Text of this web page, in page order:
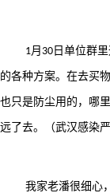
1月 30 日单位群
的各种方案。在去买
也只是防尘用的，哪
远了去。（武汉感染
我家老潘很细心